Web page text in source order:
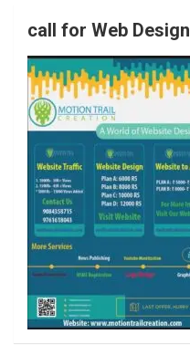
o
k
r
a
m
call for Web Design